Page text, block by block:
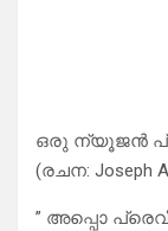
ഒരു ന്യൂജൻ
(രചന: Joseph
” അപ്പൊ